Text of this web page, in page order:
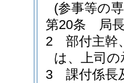
(参事等の
第20条
局
2
部付主幹
は、上司
3
課付係長